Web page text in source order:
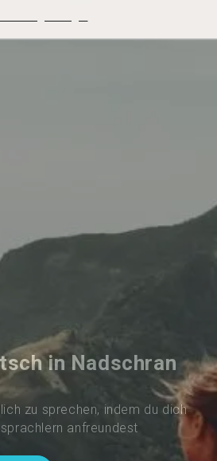
in Nadschran
zu sprechen, indem du dich
anfreundest